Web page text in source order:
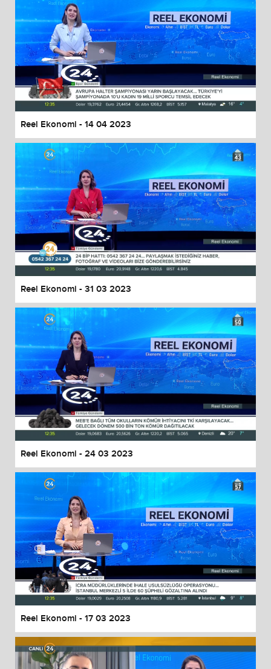
Reel Ekonomi - 14 04 2023
Reel Ekonomi - 31 03 2023
Reel Ekonomi - 24 03 2023
Reel Ekonomi - 17 03 2023